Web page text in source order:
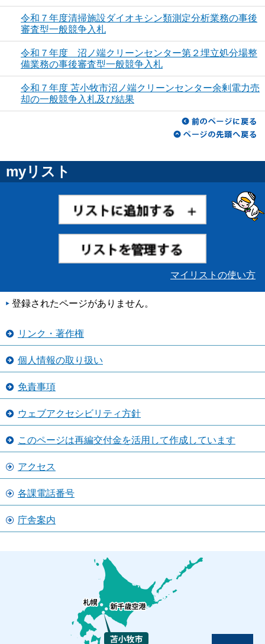
令和７年度清掃施設ダイオキシン類測定分析業務の事後
審査型一般競争入札
令和７年度 沼ノ端クリーンセンター第２埋立処分場整
備業務の事後審査型一般競争入札
令和７年度 苫小牧市沼ノ端クリーンセンター余剰電力売
却の一般競争入札及び結果
myリスト
マイリストの使い方
登録されたページがありません。
リンク・著作権
個人情報の取り扱い
免責事項
ウェブアクセシビリティ方針
このページは再編交付金を活用して作成しています
アクセス
各課電話番号
庁舎案内